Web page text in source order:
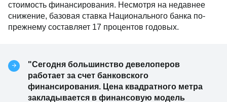
стоимость финансирования. Несмотря на недавнее
снижение, базовая ставка Национального банка по-
прежнему составляет 17 процентов годовых.
"Сегодня большинство девелоперов
работает за счет банковского
финансирования. Цена квадратного метра
закладывается в финансовую модель